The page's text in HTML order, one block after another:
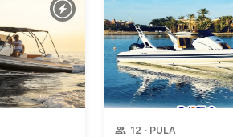
pour les locations sans skipper)
pour la navigation
de base (accostage,
et navigation en toute sécurité)
12 · PULA